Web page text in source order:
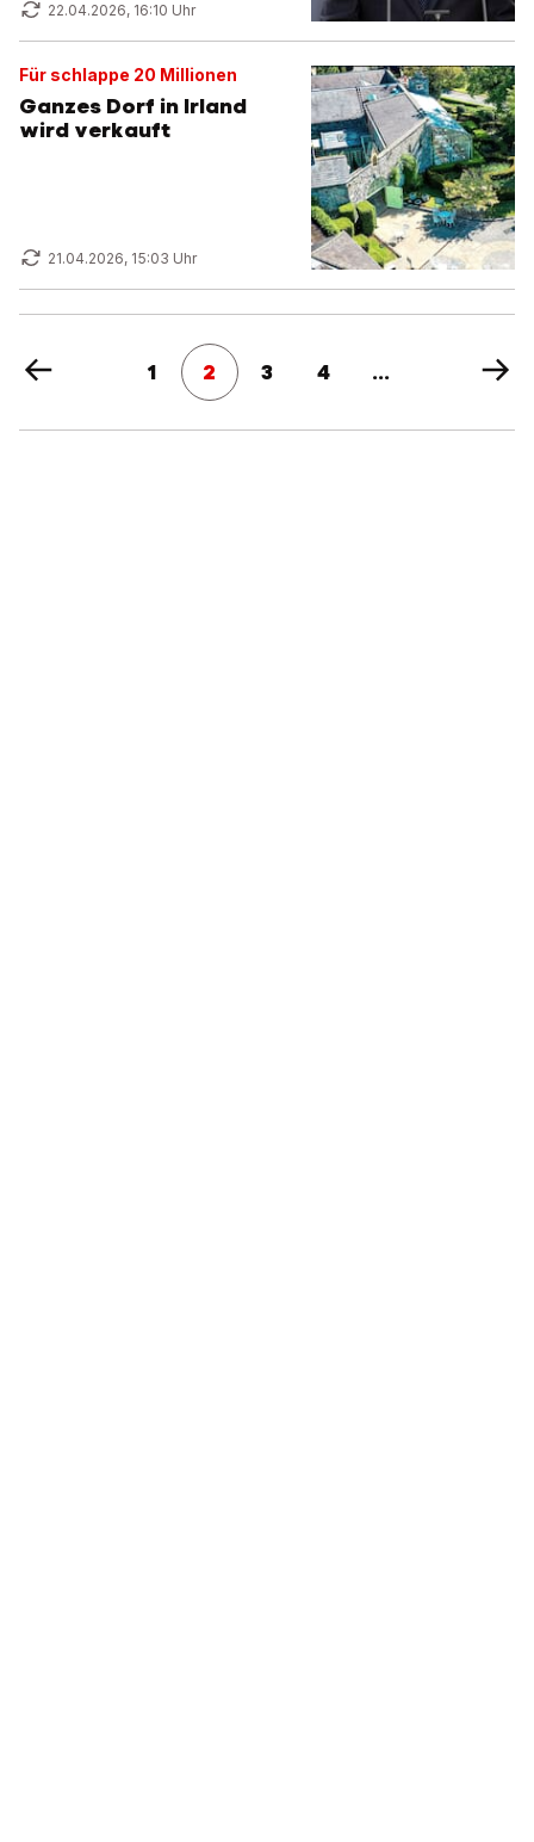
22.04.2026, 16:10 Uhr
Für schlappe 20 Millionen
Ganzes Dorf in Irland
wird verkauft
21.04.2026, 15:03 Uhr
1 2 3 4 ...